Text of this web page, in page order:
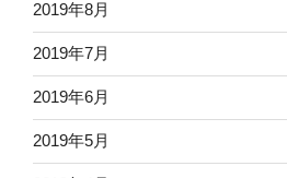
2019年8月
2019年7月
2019年6月
2019年5月